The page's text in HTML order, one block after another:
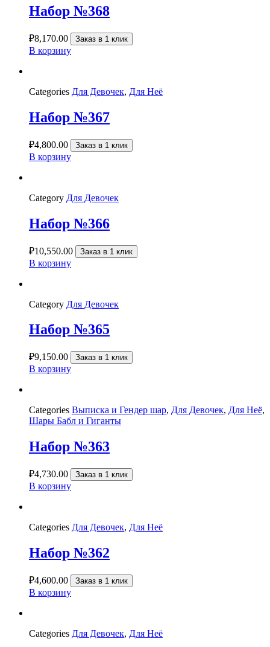
Набор №368
₽8,170.00 Заказ в 1 клик
В корзину
Categories Для Девочек, Для Неё
Набор №367
₽4,800.00 Заказ в 1 клик
В корзину
Category Для Девочек
Набор №366
₽10,550.00 Заказ в 1 клик
В корзину
Category Для Девочек
Набор №365
₽9,150.00 Заказ в 1 клик
В корзину
Categories Выписка и Гендер шар, Для Девочек, Для Неё,
Шары Бабл и Гиганты
Набор №363
₽4,730.00 Заказ в 1 клик
В корзину
Categories Для Девочек, Для Неё
Набор №362
₽4,600.00 Заказ в 1 клик
В корзину
Categories Для Девочек, Для Неё